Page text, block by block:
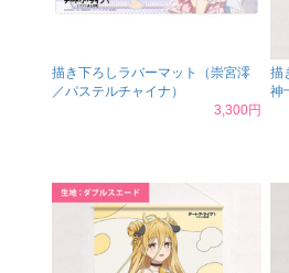
描き下ろしラバーマット（崇宮澪
／パステルチャイナ）
3,300円
描
神